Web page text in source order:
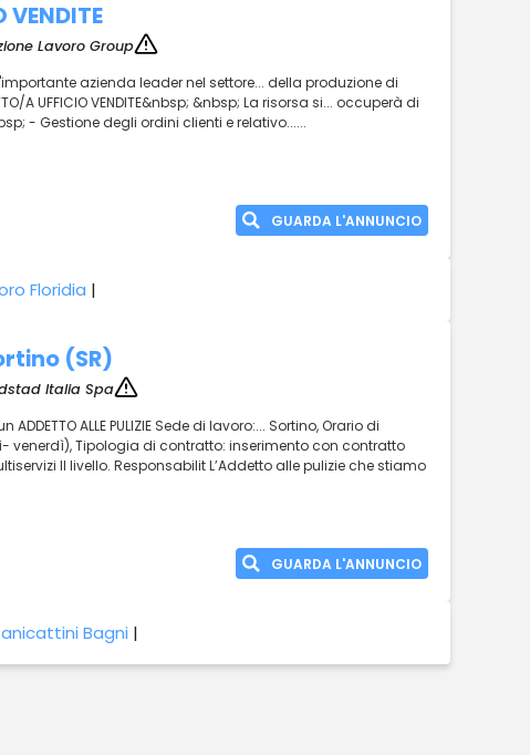
VENDITE
Lavoro Group
azienda leader nel settore... della produzione di
A UFFICIO VENDITE&nbsp; &nbsp; La risorsa si... occuperà di
- Gestione degli ordini clienti e relativo......
GUARDA L'ANNUNCIO
Floridia |
(SR)
Italia Spa
ALLE PULIZIE Sede di lavoro:... Sortino, Orario di
venerdì), Tipologia di contratto: inserimento con contratto
II livello. Responsabilit L’Addetto alle pulizie che stiamo
GUARDA L'ANNUNCIO
Bagni |